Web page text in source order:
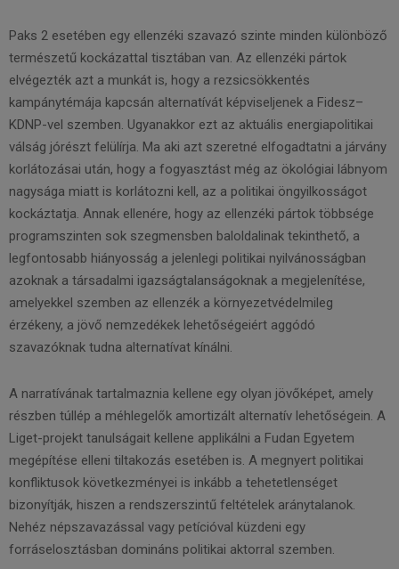
Paks 2 esetében egy ellenzéki szavazó szinte minden különböző
természetű kockázattal tisztában van. Az ellenzéki pártok
elvégezték azt a munkát is, hogy a rezsicsökkentés
kampánytémája kapcsán alternatívát képviseljenek a Fidesz–
KDNP-vel szemben. Ugyanakkor ezt az aktuális energiapolitikai
válság jórészt felülírja. Ma aki azt szeretné elfogadtatni a járvány
korlátozásai után, hogy a fogyasztást még az ökológiai lábnyom
nagysága miatt is korlátozni kell, az a politikai öngyilkosságot
kockáztatja. Annak ellenére, hogy az ellenzéki pártok többsége
programszinten sok szegmensben baloldalinak tekinthető, a
legfontosabb hiányosság a jelenlegi politikai nyilvánosságban
azoknak a társadalmi igazságtalanságoknak a megjelenítése,
amelyekkel szemben az ellenzék a környezetvédelmileg
érzékeny, a jövő nemzedékek lehetőségeiért aggódó
szavazóknak tudna alternatívat kínálni.
A narratívának tartalmaznia kellene egy olyan jövőképet, amely
részben túllép a méhlegelők amortizált alternatív lehetőségein. A
Liget-projekt tanulságait kellene applikálni a Fudan Egyetem
megépítése elleni tiltakozás esetében is. A megnyert politikai
konfliktusok következményei is inkább a tehetetlenséget
bizonyítják, hiszen a rendszerszintű feltételek aránytalanok.
Nehéz népszavazással vagy petícióval küzdeni egy
forráselosztásban domináns politikai aktorral szemben.